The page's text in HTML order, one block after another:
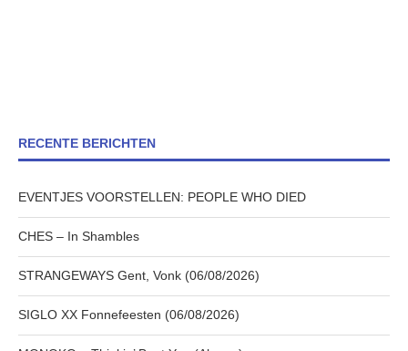
RECENTE BERICHTEN
EVENTJES VOORSTELLEN: PEOPLE WHO DIED
CHES – In Shambles
STRANGEWAYS Gent, Vonk (06/08/2026)
SIGLO XX Fonnefeesten (06/08/2026)